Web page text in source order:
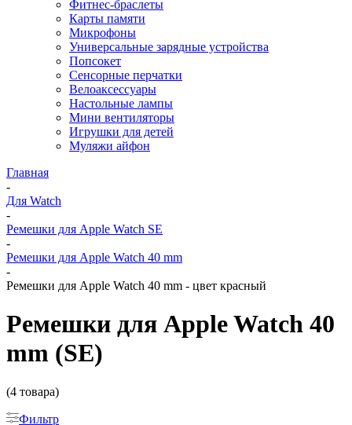
Фитнес-браслеты
Карты памяти
Микрофоны
Универсальные зарядные устройства
Попсокет
Сенсорные перчатки
Велоаксессуары
Настольные лампы
Мини вентиляторы
Игрушки для детей
Муляжи айфон
Главная
-
Для Watch
-
Ремешки для Apple Watch SE
-
Ремешки для Apple Watch 40 mm
-
Ремешки для Apple Watch 40 mm - цвет красный
Ремешки для Apple Watch 40
mm (SE)
(4 товара)
Фильтр